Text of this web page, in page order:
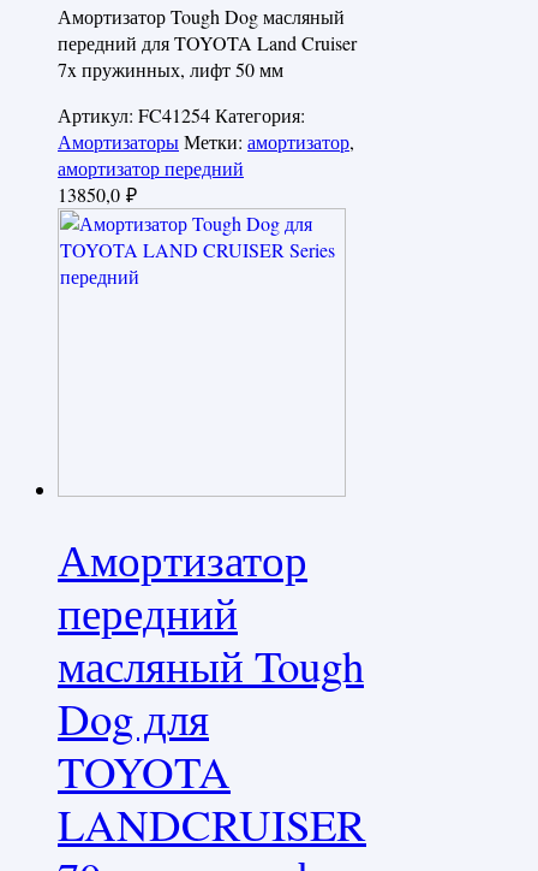
Амортизатор Tough Dog масляный
передний для TOYOTA Land Cruiser
7x пружинных, лифт 50 мм
Артикул: FC41254Категория:
АмортизаторыМетки: амортизатор,
амортизатор передний
13850,0 ₽
Амортизатор
передний
масляный Tough
Dog для
TOYOTA
LANDCRUISER